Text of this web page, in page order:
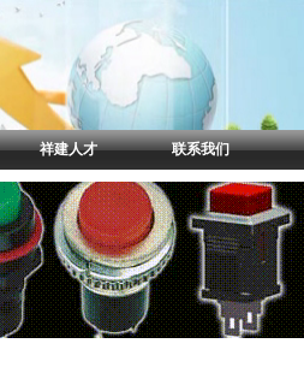
祥建人才 联系我们